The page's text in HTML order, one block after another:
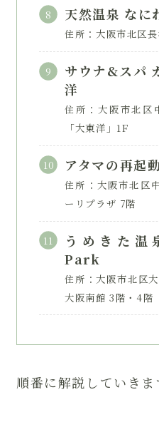
天然温泉 なに
住所：大阪市北区
サウナ&スパ
洋
住所：大阪市北区
「大東洋」1F
アタマの再起
住所：大阪市北区
ーリプラザ 7階
うめきた
Park
住所：大阪市北区
大阪南館 3階・4階
順番に解説していきま